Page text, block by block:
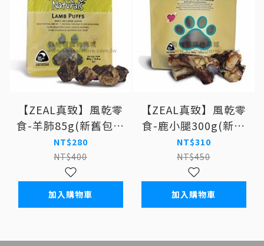
【ZEAL真致】風乾零
食-羊肺85g(新舊包裝
交替中 實際依照出貨
為主) 狗零食
NT$280
NT$400
加入購物車
【ZEAL真致】風乾零
食-鹿小腿300g(新舊
包裝交替中 實際依照
出貨為主) 狗零食
NT$310
NT$450
加入購物車